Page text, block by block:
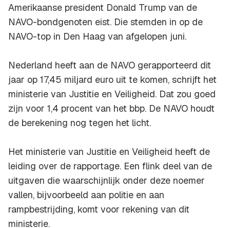
Amerikaanse president Donald Trump van de
NAVO-bondgenoten eist. Die stemden in op de
NAVO-top in Den Haag van afgelopen juni.
Nederland heeft aan de NAVO gerapporteerd dit
jaar op 17,45 miljard euro uit te komen, schrijft het
ministerie van Justitie en Veiligheid. Dat zou goed
zijn voor 1,4 procent van het bbp. De NAVO houdt
de berekening nog tegen het licht.
Het ministerie van Justitie en Veiligheid heeft de
leiding over de rapportage. Een flink deel van de
uitgaven die waarschijnlijk onder deze noemer
vallen, bijvoorbeeld aan politie en aan
rampbestrijding, komt voor rekening van dit
ministerie.